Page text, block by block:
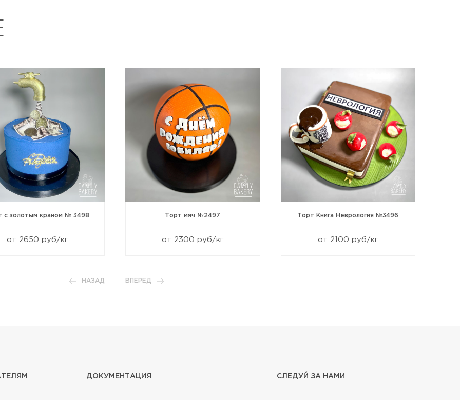
с золотым краном № 3498
от 2650 руб/кг
Торт мяч №2497
от 2300 руб/кг
Торт Книга Неврология №3496
от 2100 руб/кг
НАЗАД ВПЕРЕД
ДОКУМЕНТАЦИЯ СЛЕДУЙ ЗА НАМИ